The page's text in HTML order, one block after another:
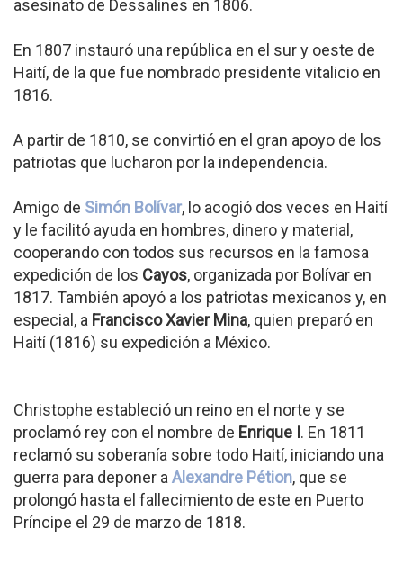
asesinato de Dessalines en 1806.
En 1807 instauró una república en el sur y oeste de
Haití, de la que fue nombrado presidente vitalicio en
1816.
A partir de 1810, se convirtió en el gran apoyo de los
patriotas que lucharon por la independencia.
Amigo de Simón Bolívar, lo acogió dos veces en Haití
y le facilitó ayuda en hombres, dinero y material,
cooperando con todos sus recursos en la famosa
expedición de los Cayos, organizada por Bolívar en
1817. También apoyó a los patriotas mexicanos y, en
especial, a Francisco Xavier Mina, quien preparó en
Haití (1816) su expedición a México.
Christophe estableció un reino en el norte y se
proclamó rey con el nombre de Enrique I. En 1811
reclamó su soberanía sobre todo Haití, iniciando una
guerra para deponer a Alexandre Pétion, que se
prolongó hasta el fallecimiento de este en Puerto
Príncipe el 29 de marzo de 1818.